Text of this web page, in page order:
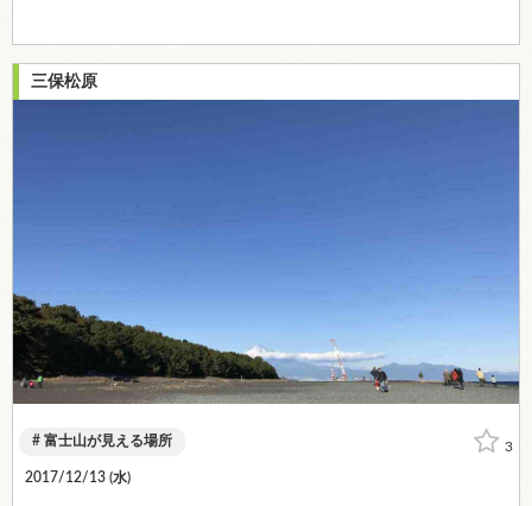
三保松原
3
富士山が見える場所
2017/12/13 (水)